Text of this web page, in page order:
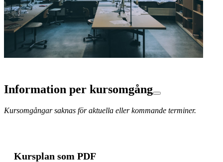
Information per kursomgång
Kursomgångar saknas för aktuella eller kommande terminer.
Kursplan som PDF